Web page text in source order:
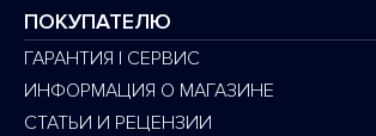
ПОКУПАТЕЛЮ
ГАРАНТИЯ | СЕРВИС
ИНФОРМАЦИЯ О МАГАЗИНЕ
СТАТЬИ И РЕЦЕНЗИИ